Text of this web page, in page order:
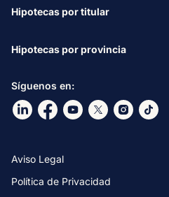
Síguenos en:
Ir a nuestro Linkdin
Ir a nuestro Facebook
Ir a nuestro canal de
Ir a nuestro X
Ir a Ir a
Aviso Legal
Política de Privacidad
Hipotecas por titular
Hipotecas por provincia